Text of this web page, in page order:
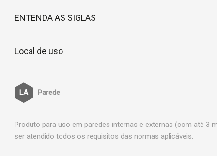
ENTENDA AS SIGLAS
Local de uso
Parede
Produto para uso em paredes internas e externas (com até 3
ser atendido todos os requisitos das normas aplicáveis.